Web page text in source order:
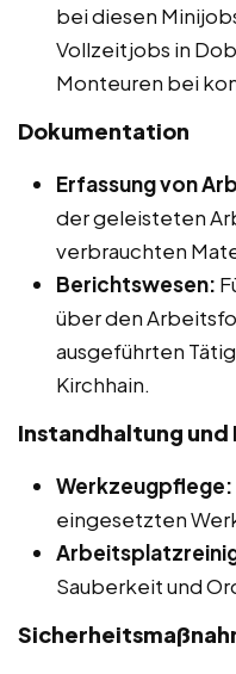
bei diesen
Vollzeitjobs in
Monteuren bei
Dokumentation
Erfassung von
der geleisteten
verbrauchten
Berichtswesen:
über den
ausgeführten
Kirchhain.
Instandhaltung und
Werkzeugpflege:
eingesetzten
Sauberkeit und